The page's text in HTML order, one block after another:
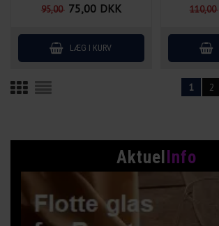
Vis cookie detaljer
Aktuel Info
95,00 75,00 DKK 110,00
1 2